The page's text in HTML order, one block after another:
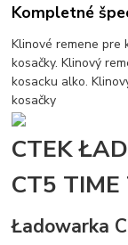
Kompletné
Klinové remene pre
kosačky. Klinový
kosacku alko.
kosačky
CTEK
CT5 TIME
Ładowarka